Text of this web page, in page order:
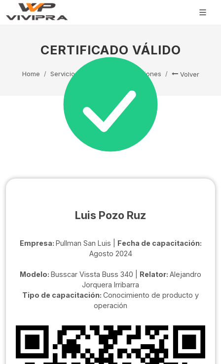
CERTIFICADO VÁLIDO
Home Servicio Técnico Capacitaciones Volver
Luis Pozo Ruz
Empresa: Pullman San Luis | Fecha de capacitación:
Agosto 2024
Modelo: Busscar Vissta Buss 340 | Relator: Alejandro
Jorquera Irribarra
Tipo de capacitación: Conocimiento de producto y
operación